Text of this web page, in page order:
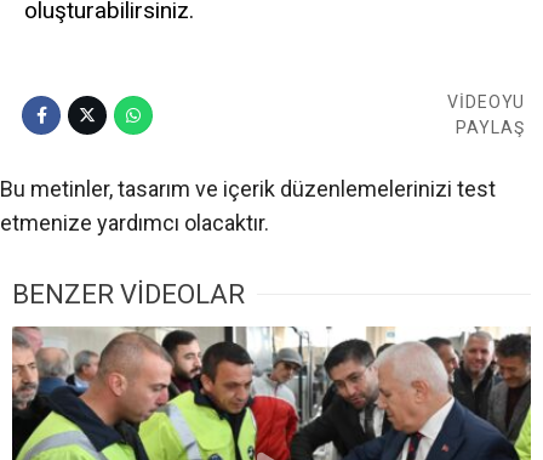
oluşturabilirsiniz.
VİDEOYU
PAYLAŞ
Bu metinler, tasarım ve içerik düzenlemelerinizi test
etmenize yardımcı olacaktır.
BENZER VİDEOLAR